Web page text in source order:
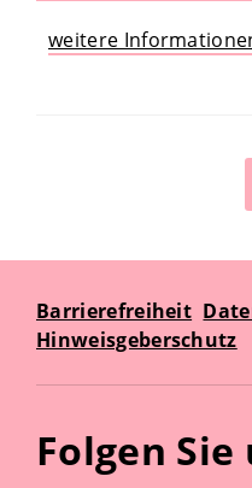
weitere
Barrierefreiheit
Hinweisgeberschutz
Folgen Sie